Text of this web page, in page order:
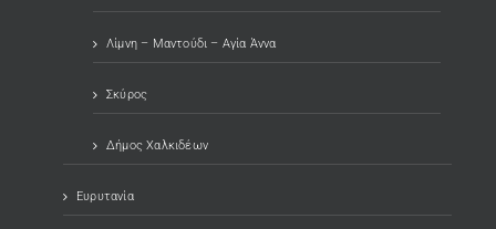
Λίμνη – Μαντούδι – Αγία Άννα
Σκύρος
Δήμος Χαλκιδέων
Ευρυτανία